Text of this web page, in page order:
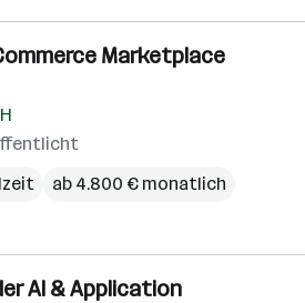
Marketplace
ab 4.800 € monatlich
AI & Application